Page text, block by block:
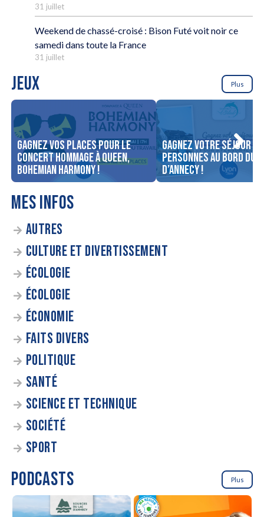
31 juillet
Weekend de chassé-croisé : Bison Futé voit noir ce
samedi dans toute la France
31 juillet
JEUX Plus
Gagnez vos places pour le
concert Hommage à Queen,
Bohemian Harmony !
Gagnez votre séjour
personnes au bord du
d’Annecy !
MES INFOS
AUTRES
CULTURE ET DIVERTISSEMENT
ÉCOLOGIE
ÉCOLOGIE
ÉCONOMIE
FAITS DIVERS
POLITIQUE
SANTÉ
SCIENCE ET TECHNIQUE
SOCIÉTÉ
SPORT
PODCASTS Plus